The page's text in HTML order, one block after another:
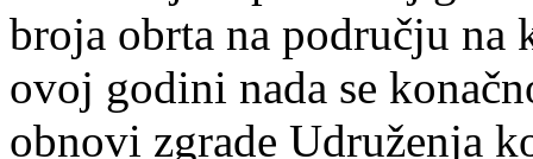
broja obrta na području na
ovoj godini nada se
obnovi zgrade Udruženja